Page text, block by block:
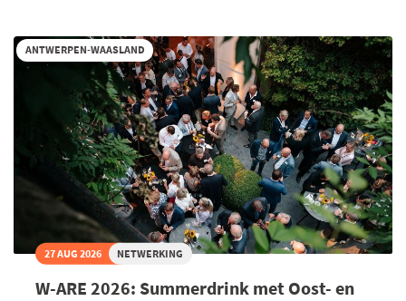
ANTWERPEN-WAASLAND
27 AUG 2026 NETWERKING
W-ARE 2026: Summerdrink met Oost- en